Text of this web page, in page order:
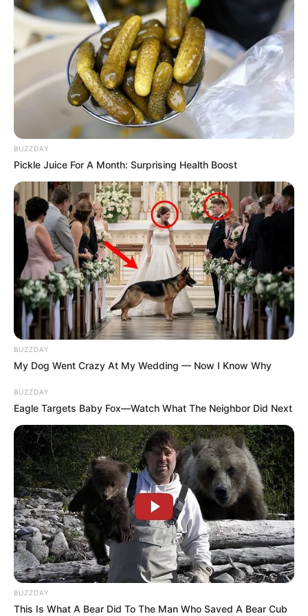
ΟΡΑΜΑΤΙΖΟΜΑΣΤΕ ΤΗΝ ΝΕΑ ΕΠΟΧΗ ΣΕ ΕΝΑΝ
ΑΝΑΓΕΝΝΗΜΕΝΟ ΚΑΙ ΦΩΤΕΙΝΟ ΠΛΑΝΗΤΗ. ΚΑΙ
ΑΙΣΘΑΝΟΜΑΣΤΕ ΞΕΧΩΡΙΣΤΟΙ ΚΑΙ ΕΑΝ ΤΟ ΘΕΛΕΤΕ
ΑΠΟΚΟΜΜΕΝΟΙ ΑΠΟ ΤΟΥΣ ΥΠΟΛΟΙΠΟΥΣ….. ΟΣΟ
ΑΝΑΒΑΘΜΙΖΟΜΑΣΤΕ, ΤΟΣΟ ΘΑ ΕΧΟΥΜΕ ΑΠΟΚΟΠΕΙ ΑΠΟ
ΤΟΝ ΑΛΛΟ ΚΟΣΜΟ. ΔΕΝ ΘΑ ΜΠΟΡΟΥΜΕ ΝΑ
ΣΥΝΥΠΑΡΞΟΥΜΕ. ΘΑ ΥΠΑΡΧΟΥΝ ΠΑΡΑ ΠΟΛΛΑ ΜΕΓΑΛΑ
ΑΥΤΟ ΤΟ ΑΡΘΡΟ ΛΟΙΠΟΝ ΑΠΕΥΘΥΝΕΤΑΙ ΜΟΝΟ ΣΤΟΥΣ
ΦΩΤΕΙΝΟΥΣ ΑΝΘΡΩΠΟΥΣ ΑΥΤΟΥ ΤΟΥ ΠΛΑΝΗΤΗ….
ΣΤΟΥΣ ΑΝΘΡΩΠΟΥΣ ΠΟΥ ΘΑ ΠΕΡΑΣΟΥΝ ΣΤΗΝ ΝΕΑ
ΕΠΟΧΗ….. ΣΕ ΑΥΤΟΥΣ ΠΟΥ ΗΔΗ ΑΝΕΒΑΖΟΥΝ
ΣΥΧΝΟΤΗΤΕΣ, ΠΡΟΕΤΟΙΜΑΖΟΜΕΝΟΙ ΝΑ ΣΥΝΤΟΝΙΣΘΟΥΝ
ΜΕ ΤΗΝ ΝΕΑ ΓΗ ΠΟΥ ΔΗΜΙΟΥΡΓΕΙΤΑΙ ΚΑΙ ΤΙΣ ΥΨΗΛΕΣ
ΣΥΧΝΟΤΗΤΕΣ ΠΟΥ ΑΥΤΗ ΘΑ ΕΧΕΙ….. ΣΕ ΟΛΑ ΤΑ ΦΩΤΕΙΝΑ
ΑΔΕΛΦΙΑ ΠΟΥ ΜΕΣΑ ΤΟΥΣ ΝΟΙΩΘΟΥΝ ΑΥΤΗΝ ΤΗΝ
ΜΕΓΑΛΗ ΑΛΛΑΓΗ ΠΟΥ ΕΡΧΕΤΑΙ ΚΑΙ ΔΕΝ ΑΦΗΝΟΥΝ ΤΟΝ
BUZZDAY
Pickle Juice For A Month: Surprising Health Boost
BUZZDAY
My Dog Went Crazy At My Wedding — Now I Know Why
BUZZDAY
Eagle Targets Baby Fox—Watch What The Neighbor Did Next
BUZZDAY
This Is What A Bear Did To The Man Who Saved A Bear Cub